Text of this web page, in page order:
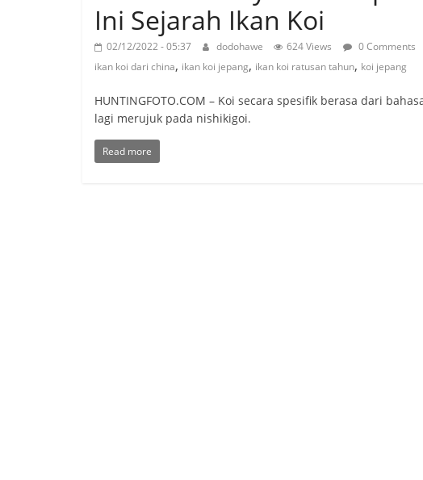
Ini Sejarah Ikan Koi
02/12/2022 - 05:37 dodohawe 624 Views 0 Comments
ikan koi dari china, ikan koi jepang, ikan koi ratusan tahun, koi jepang
HUNTINGFOTO.COM – Koi secara spesifik berasa dari
lagi merujuk pada nishikigoi.
Read more